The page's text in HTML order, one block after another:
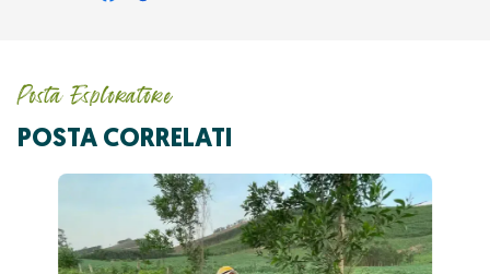
Posta Esploratore
POSTA CORRELATI